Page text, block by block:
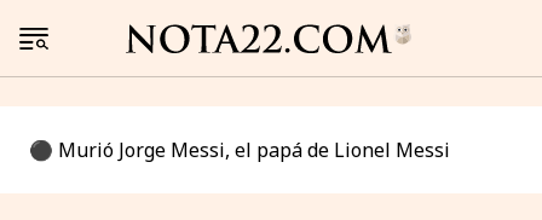
⚫️ Murió Jorge Messi, el papá de Lionel Messi